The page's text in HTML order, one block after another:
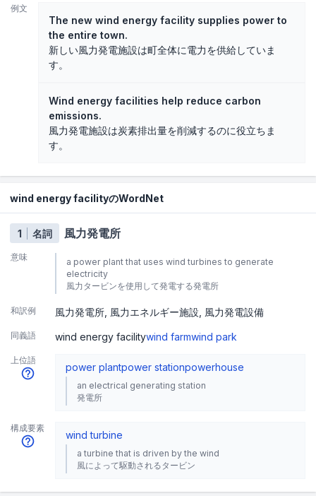
例文
The new wind energy facility supplies power to
the entire town.
新しい風力発電施設は町全体に電力を供給していま
す。
Wind energy facilities help reduce carbon
emissions.
風力発電施設は炭素排出量を削減するのに役立ちま
す。
wind energy facilityのWordNet
1 名詞 風力発電所
意味
a power plant that uses wind turbines to generate
electricity
風力タービンを使用して発電する発電所
和訳例 風力発電所 風力エネルギー施設 風力発電設備
同義語 wind energy facilitywind farmwind park
上位語
power plantpower stationpowerhouse
an electrical generating station
発電所
構成要素
wind turbine
a turbine that is driven by the wind
風によって駆動されるタービン